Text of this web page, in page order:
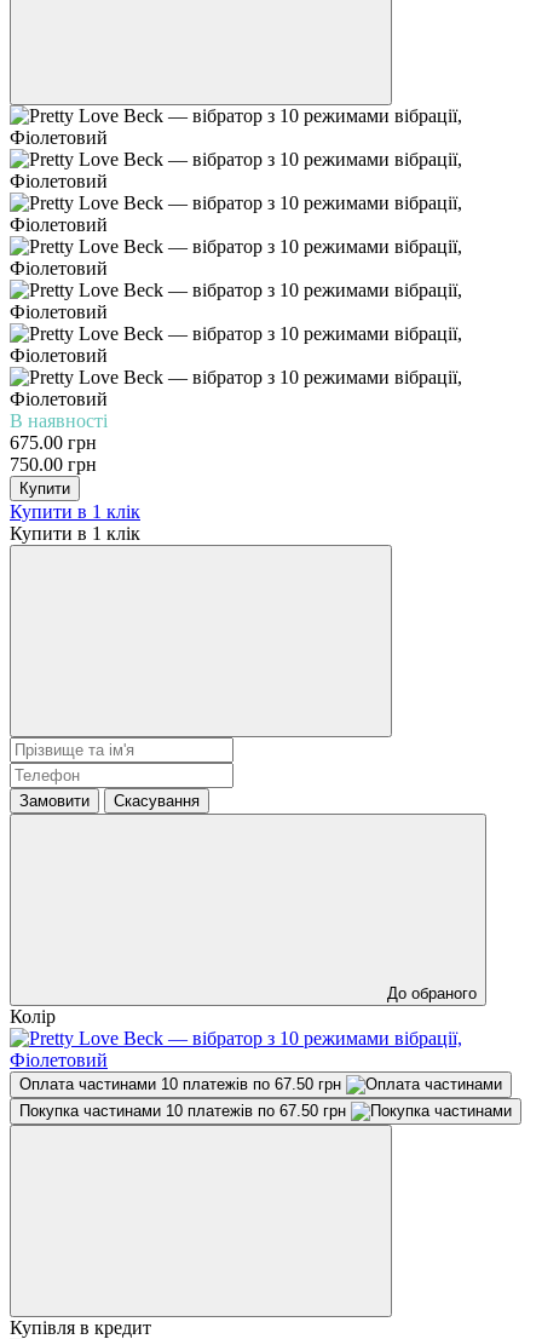
В наявності
675.00 грн
750.00 грн
Купити
Купити в 1 клік
Купити в 1 клік
Замовити Скасування
До обраного
Колір
Оплата частинами 10 платежів по 67.50 грн
Покупка частинами 10 платежів по 67.50 грн
Купівля в кредит